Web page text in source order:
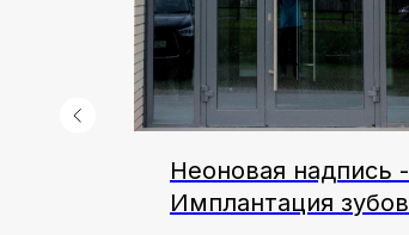
Неоновая надпись -
Имплантация зубов